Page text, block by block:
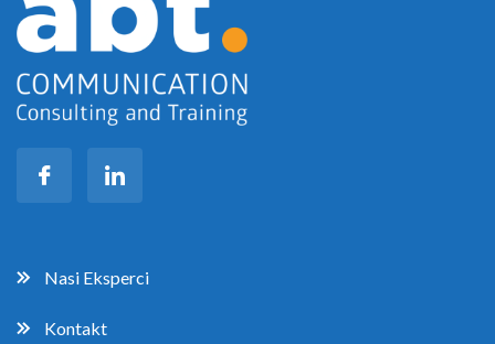
Nasi Eksperci
Kontakt